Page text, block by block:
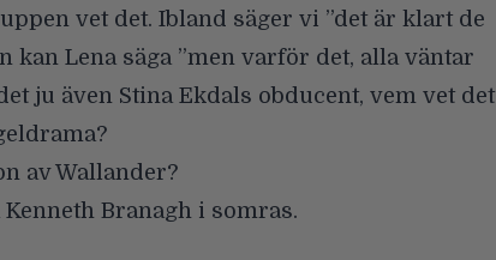
vet det. Ibland säger vi ”det är klart de
kan Lena säga ”men varför det, alla väntar
ju även Stina Ekdals obducent, vem vet det
av Wallander?
Branagh i somras.